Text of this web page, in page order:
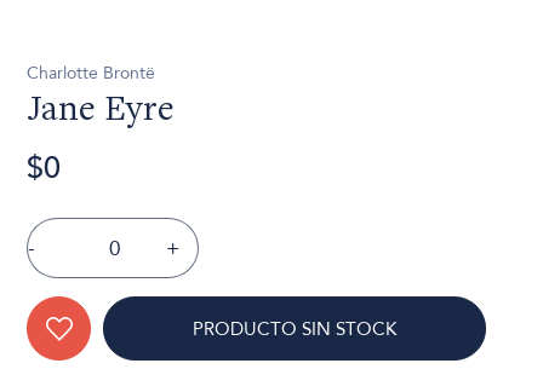
Charlotte Brontë
Jane Eyre
$0
- +
PRODUCTO SIN STOCK